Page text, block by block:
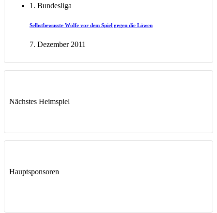
1. Bundesliga
Selbstbewusste Wölfe vor dem Spiel gegen die Löwen
7. Dezember 2011
Nächstes Heimspiel
Hauptsponsoren